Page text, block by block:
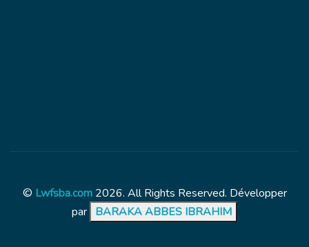
© Lwfsba.com 2026. All Rights Reserved. Développer
par BARAKA ABBES IBRAHIM